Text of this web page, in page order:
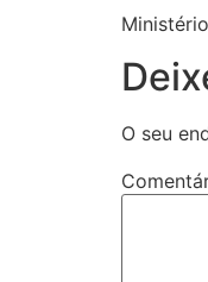
O seu